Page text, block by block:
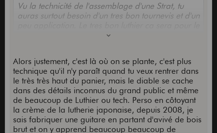
Vu la technicité de l'assemblage d'une Strat, tu
auras surtout besoin d'un tres bon tournevis et d'un
cas extreme ou le manche aurais besoin d'une
Je t'assures : meme le reglage du manche, de
l'intonation et tout le reste, ca rien de compliqué,
et ca sefait 2 ou 3h sans se presser quand on l'a
deja fait
Alors justement, c'est là où on se plante, c'est plus
technique qu'il n'y paraît quand tu veux rentrer dans
le très très haut du panier, mais le diable se cache
dans des détails inconnus du grand public et même
de beaucoup de Luthier ou tech. Perso en côtoyant
la crème de la lutherie japonaise, depuis 2008, je
sais fabriquer une guitare en partant d'avivé de bois
brut et on y apprend beaucoup beaucoup de